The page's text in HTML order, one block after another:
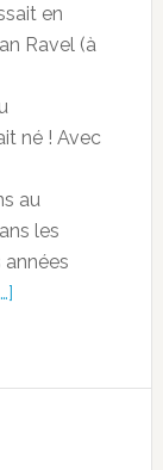
en
Ravel (à
né ! Avec
au
les